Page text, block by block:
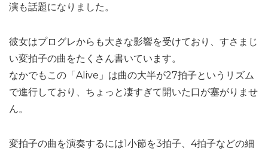
演も話題になりました。
彼女はプログレからも大きな影響を受けており、すさまじ
い変拍子の曲をたくさん書いています。
なかでもこの「Alive」は曲の大半が27拍子というリズム
で進行しており、ちょっと凄すぎて開いた口が塞がりませ
ん。
変拍子の曲を演奏するには1小節を3拍子、4拍子などの細